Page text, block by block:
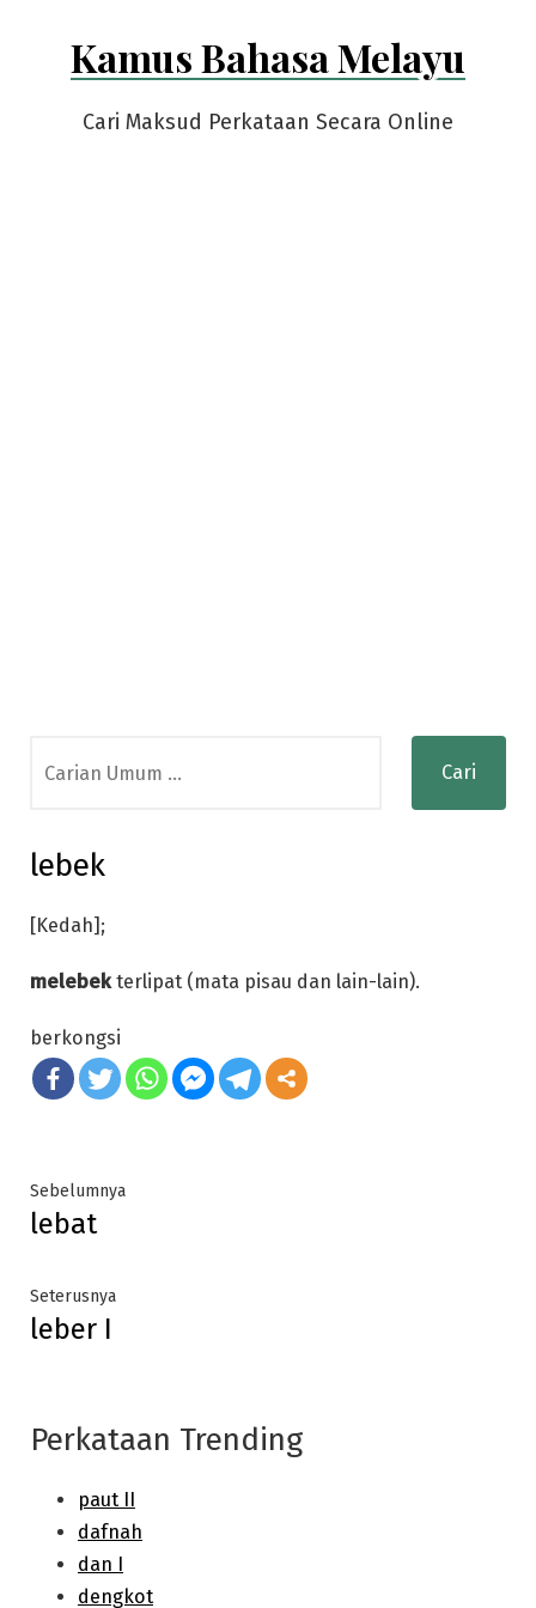
Kamus Bahasa Melayu
Cari Maksud Perkataan Secara Online
for:
lebek
[Kedah];
melebekterlipat (mata pisau dan lain-lain).
berkongsi
Post
navigation
SebelumnyaPrevious
lebat
SeterusnyaNext
leber I
Perkataan Trending